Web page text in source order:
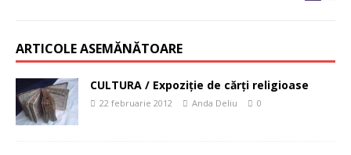
ARTICOLE ASEMĂNĂTOARE
CULTURA / Expoziţie de cărţi religioase
22 februarie 2012 Anda Deliu 0